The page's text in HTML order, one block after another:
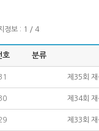
정보 : 1 / 4
호 분류
제35회 재
제34회 재
제33회 재